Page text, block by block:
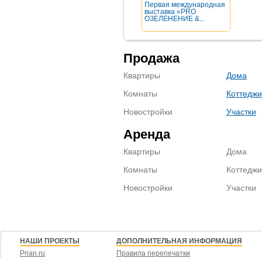
Первая международная
выставка «PRO
ОЗЕЛЕНЕНИЕ &...
Продажа
Квартиры
Комнаты
Новостройки
Дома
Коттеджи
Участки
Аренда
Квартиры
Комнаты
Новостройки
Дома
Коттеджи
Участки
НАШИ ПРОЕКТЫ
Prian.ru
ДОПОЛНИТЕЛЬНАЯ ИНФОРМАЦИЯ
Правила перепечатки